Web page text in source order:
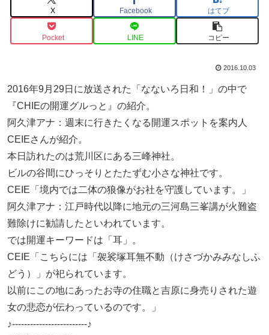
X Facebook はてブ
Pocket LINE コピー
2016.10.03
2016年9月29日に放送された「なないろ日和！」の中で
『CHIEの開運グルっと』の紹介。
阿久津アナ：週末に行きたくなる開運スポットを案内人
CEIEさんが紹介。
本日訪れたのは荒川区にある三峰神社。
ビルの谷間にひっそりとたたずむ小さな神社です。
CEIE「境内では二体の狼像がお社を守護しています。」
阿久津アナ：江戸時代以降に地元の三河島三峯講が火難盗
難除けに勧請したといわれています。
では開運キーワードは「耳」。
CEIE「こちらには「袈裟塚耳無不動（けさづかみみなしふ
どう）」が祀られています。
以前にこの地にあったお寺の住職と吉原に身売りされた遊
女の悲恋が伝わっているのです。」
♪-------------------------♪